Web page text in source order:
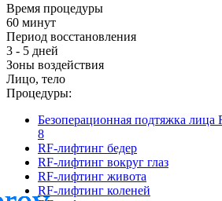
Время процедуры
60 минут
Период восстановления
3 - 5 дней
Зоны воздействия
Лицо, тело
Процедуры:
Безоперационная подтяжка лица
8
RF-лифтинг бедер
RF-лифтинг вокруг глаз
RF-лифтинг живота
RF-лифтинг коленей